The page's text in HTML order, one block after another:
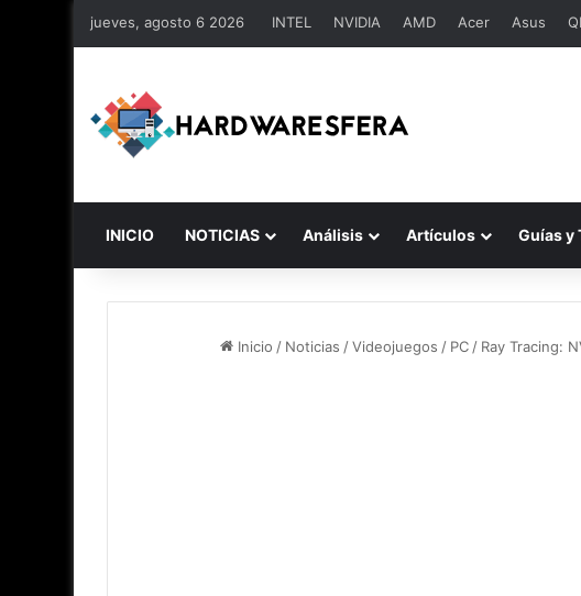
jueves, agosto 6 2026 INTEL NVIDIA AMD Acer Asus
INICIO NOTICIAS Análisis Artículos Guías y
Inicio / Noticias / Videojuegos / PC / Ray Tracing: